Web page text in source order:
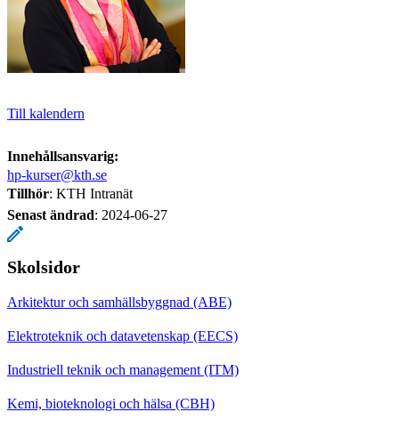
Till kalendern
Innehållsansvarig:
hp-kurser@kth.se
Tillhör: KTH Intranät
Senast ändrad: 2024-06-27
Skolsidor
Arkitektur och samhällsbyggnad (ABE)
Elektroteknik och datavetenskap (EECS)
Industriell teknik och management (ITM)
Kemi, bioteknologi och hälsa (CBH)